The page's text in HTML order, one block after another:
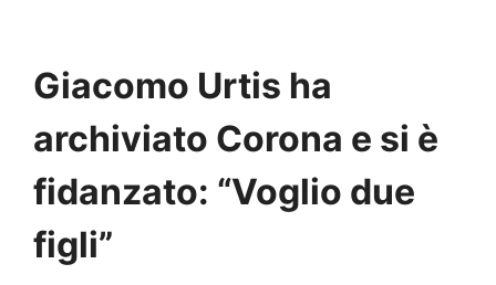
Giacomo Urtis ha
archiviato Corona e si è
fidanzato: “Voglio due
figli”